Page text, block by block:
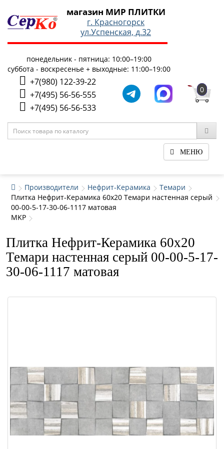
магазин МИР ПЛИТКИ
г. Красногорск
ул.Успенская, д.32
понедельник - пятница: 10:00–19:00
суббота - воскресенье + выходные: 11:00–19:00
+7(980) 122-39-22
+7(495) 56-56-555
+7(495) 56-56-533
0
МЕНЮ
Производители Нефрит-Керамика
Темари
Плитка Нефрит-Керамика 60x20 Темари настенная серый
00-00-5-17-30-06-1117 матовая
MKP
Плитка Нефрит-Керамика 60x20
Темари настенная серый 00-00-5-17-
30-06-1117 матовая